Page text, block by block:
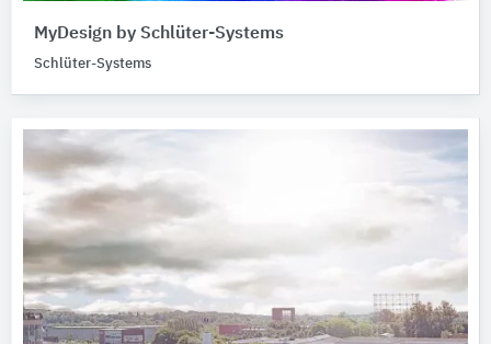
MyDesign by Schlüter-Systems
Schlüter-Systems